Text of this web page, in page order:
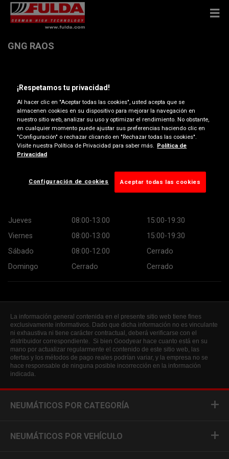
GNG RAOS
Obtener indicaciones
Ver número de teléfono
Horario de apertura
15:00-19:30
Jueves
08:00-13:00
15:00-19:30
Viernes
08:00-13:00
15:00-19:30
Sábado
08:00-12:00
Cerrado
Domingo
Cerrado Cerrado
La información general contenida en el presente sitio web tiene fines
exclusivamente informativos. Dado que dicha información no es vinculante
ni exhaustiva ni tiene carácter contractual, deberá verificarse con el
distribuidor correspondiente. Si bien Goodyear hace cuanto está en su
mano por actualizar regularmente el contenido de este sitio web, las
ofertas y los métodos de pago reales podrían variar, y la empresa no se
hace responsable de ninguna posible incorrección en la información
indicada.
NEUMÁTICOS POR CATEGORÍA
NEUMÁTICOS POR VEHÍCULO
¡Respetamos tu privacidad!
Al hacer clic en "Aceptar todas las cookies", usted acepta que se
almacenen cookies en su dispositivo para mejorar la navegación en
nuestro sitio web, analizar su uso y optimizar el rendimiento. No obstante,
en cualquier momento puede ajustar sus preferencias haciendo clic en
"Configuración" o rechazar clicando en "Rechazar todas las cookies".
Visite nuestra Política de Privacidad para saber más. Política de
Privacidad
Configuración de cookies Aceptar todas las cookies